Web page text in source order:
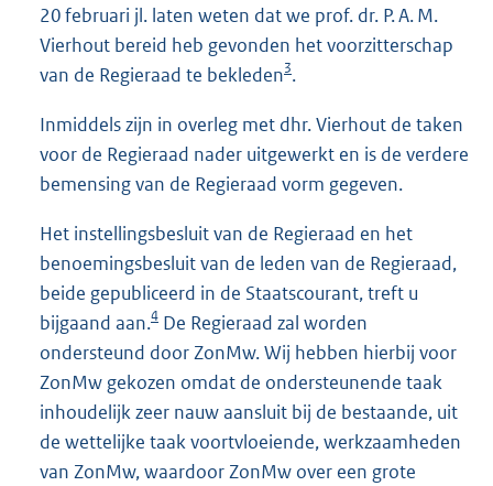
20 februari jl. laten weten dat we prof. dr. P. A. M.
Vierhout bereid heb gevonden het voorzitterschap
van de Regieraad te bekleden3.
Inmiddels zijn in overleg met dhr. Vierhout de taken
voor de Regieraad nader uitgewerkt en is de verdere
bemensing van de Regieraad vorm gegeven.
Het instellingsbesluit van de Regieraad en het
benoemingsbesluit van de leden van de Regieraad,
beide gepubliceerd in de Staatscourant, treft u
bijgaand aan.4 De Regieraad zal worden
ondersteund door ZonMw. Wij hebben hierbij voor
ZonMw gekozen omdat de ondersteunende taak
inhoudelijk zeer nauw aansluit bij de bestaande, uit
de wettelijke taak voortvloeiende, werkzaamheden
van ZonMw, waardoor ZonMw over een grote